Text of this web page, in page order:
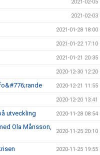
2021-02-05
2021-02-03
2021-01-28 18:00
2021-01-22 17:10
2021-01-21 20:35
2020-12-30 12:20
2020-12-21 11:55
2020-12-20 13:41
utveckling 2020-11-28 08:54
Ola Månsson,
2020-11-25 20:10
2020-11-25 19:55